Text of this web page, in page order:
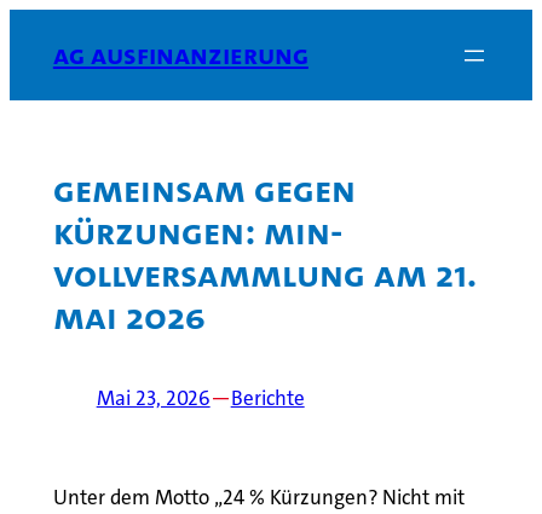
InhaltAG Ausfinanzierung
Gemeinsam gegen
Kürzungen: MIN-
Vollversammlung am 21.
Mai 2026
Mai 23, 2026—Berichte
Unter dem Motto „24 % Kürzungen? Nicht mit